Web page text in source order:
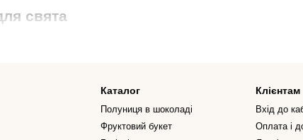
свята
Каталог
Полуниця в шоколаді
Фруктовий букет
Клієнтам
Вхід до
Оплата і